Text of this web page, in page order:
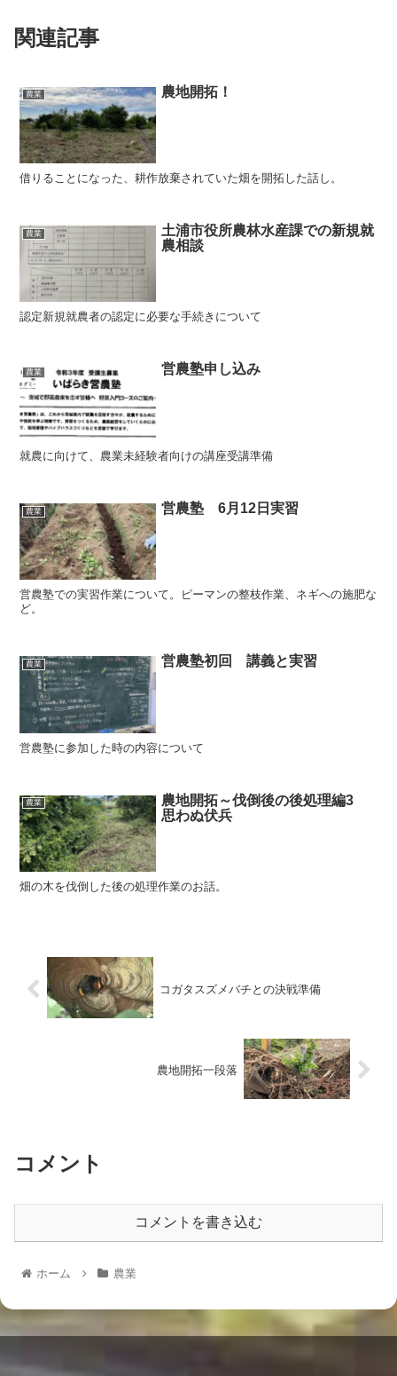
関連記事
農業 農地開拓！
借りることになった、耕作放棄されていた畑を開拓した話し。
農業
土浦市役所農林水産課での新規就
農相談
認定新規就農者の認定に必要な手続きについて
農業 営農塾申し込み
就農に向けて、農業未経験者向けの講座受講準備
農業 営農塾 6月12日実習
営農塾での実習作業について。ピーマンの整枝作業、ネギへの施肥な
ど。
農業 営農塾初回 講義と実習
営農塾に参加した時の内容について
農業
農地開拓～伐倒後の後処理編3
思わぬ伏兵
畑の木を伐倒した後の処理作業のお話。
コガタスズメバチとの決戦準備
農地開拓一段落
コメント
コメントを書き込む
ホーム 農業